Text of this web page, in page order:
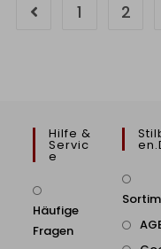
1 2
Hilfe &
Servic
E
Häufige
Fragen